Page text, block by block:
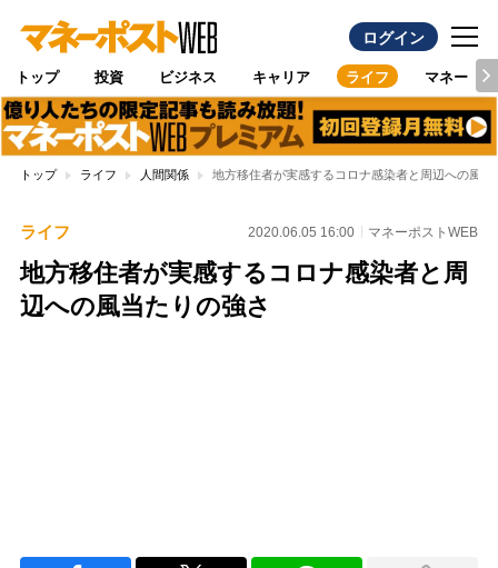
ログイン
トップ 投資 ビジネス キャリア ライフ マネー
トップ ライフ 人間関係 地方移住者が実感するコロナ感染者と周辺への風当
ライフ 2020.06.05 16:00 マネーポストWEB
地方移住者が実感するコロナ感染者と周
辺への風当たりの強さ